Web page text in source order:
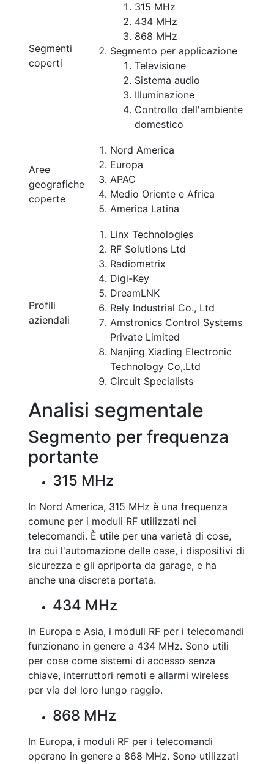
Segmenti
coperti
315 MHz
434 MHz
868 MHz
Segmento per applicazione
Televisione
Sistema audio
Illuminazione
Controllo dell'ambiente
domestico
Aree
geografiche
coperte
Nord America
Europa
APAC
Medio Oriente e Africa
America Latina
Profili
aziendali
Linx Technologies
RF Solutions Ltd
Radiometrix
Digi-Key
DreamLNK
Rely Industrial Co., Ltd
Amstronics Control Systems
Private Limited
Nanjing Xiading Electronic
Technology Co,.Ltd
Circuit Specialists
Analisi segmentale
Segmento per frequenza
portante
315 MHz
In Nord America, 315 MHz è una frequenza
comune per i moduli RF utilizzati nei
telecomandi. È utile per una varietà di cose,
tra cui l'automazione delle case, i dispositivi di
sicurezza e gli apriporta da garage, e ha
anche una discreta portata.
434 MHz
In Europa e Asia, i moduli RF per i telecomandi
funzionano in genere a 434 MHz. Sono utili
per cose come sistemi di accesso senza
chiave, interruttori remoti e allarmi wireless
per via del loro lungo raggio.
868 MHz
In Europa, i moduli RF per i telecomandi
operano in genere a 868 MHz. Sono utilizzati